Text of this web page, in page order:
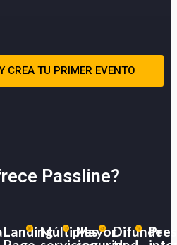
CREA TU PRIMER EVENTO
Passline?
LandingMúltiplesMayorDifunde